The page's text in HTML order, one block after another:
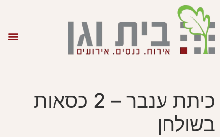
כיתת ענבר – 2 כסאות
בשולחן